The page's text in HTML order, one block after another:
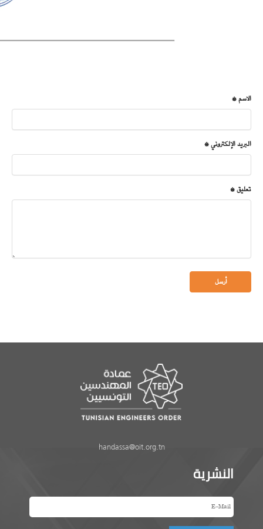
الاسم *
البريد الإلكتروني *
تعليق *
handassa@oit.org.tn
النشرية